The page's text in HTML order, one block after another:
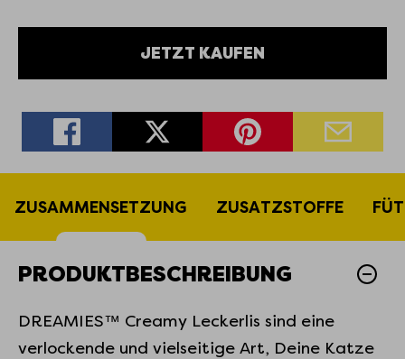
JETZT KAUFEN
ZUSAMMENSETZUNG ZUSATZSTOFFE
PRODUKTBESCHREIBUNG
DREAMIES™ Creamy Leckerlis sind eine
verlockende und vielseitige Art, Deine Katze